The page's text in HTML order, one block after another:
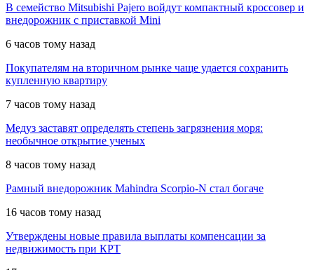
В семейство Mitsubishi Pajero войдут компактный кроссовер и
внедорожник с приставкой Mini
6 часов тому назад
Покупателям на вторичном рынке чаще удается сохранить
купленную квартиру
7 часов тому назад
Медуз заставят определять степень загрязнения моря:
необычное открытие ученых
8 часов тому назад
Рамный внедорожник Mahindra Scorpio-N стал богаче
16 часов тому назад
Утверждены новые правила выплаты компенсации за
недвижимость при КРТ